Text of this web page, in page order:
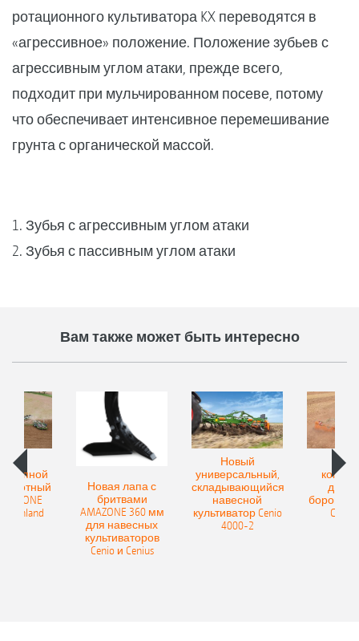
ротационного культиватора KX переводятся в
«агрессивное» положение. Положение зубьев с
агрессивным углом атаки, прежде всего,
подходит при мульчированном посеве, потому
что обеспечивает интенсивное перемешивание
грунта с органической массой.
1. Зубья с агрессивным углом атаки
2. Зубья с пассивным углом атаки
Вам также может быть интересно
Onland
Новая лапа с
бритвами
AMAZONE 360 мм
для навесных
культиваторов
Cenio и Cenius
Новый
универсальный,
складывающийся
навесной
культиватор Cenio
4000-2
бороны